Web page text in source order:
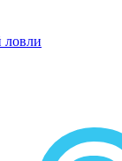
ловли